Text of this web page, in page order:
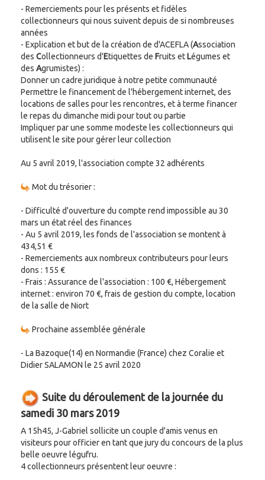
- Remerciements pour les présents et fidèles
collectionneurs qui nous suivent depuis de si nombreuses
années
- Explication et but de la création de d'ACEFLA (Association
des Collectionneurs d'Etiquettes de Fruits etLégumes et
des Agrumistes) :
Donner un cadre juridique à notre petite communauté
Permettre le financement de l'hébergement internet, des
locations de salles pour les rencontres, et à terme financer
le repas du dimanche midi pour tout ou partie
Impliquer par une somme modeste les collectionneurs qui
utilisent le site pour gérer leur collection
Au 5 avril 2019, l'association compte 32 adhérents
Mot du trésorier :
- Difficulté d'ouverture du compte rend impossible au 30
mars un état réel des finances
- Au 5 avril 2019, les fonds de l'association se montent à
434,51 €
- Remerciements aux nombreux contributeurs pour leurs
dons : 155 €
- Frais : Assurance de l'association : 100 €, Hébergement
internet : environ 70 €, frais de gestion du compte, location
de la salle de Niort
Prochaine assemblée générale
- La Bazoque(14) en Normandie (France) chez Coralie et
Didier SALAMON le 25 avril 2020
Suite du déroulement de la journée du
samedi 30 mars 2019
A 15h45, J-Gabriel sollicite un couple d'amis venus en
visiteurs pour officier en tant que jury du concours de la plus
belle oeuvre légufru.
4 collectionneurs présentent leur oeuvre :